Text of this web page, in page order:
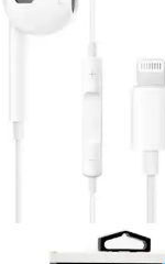
COFI 1453